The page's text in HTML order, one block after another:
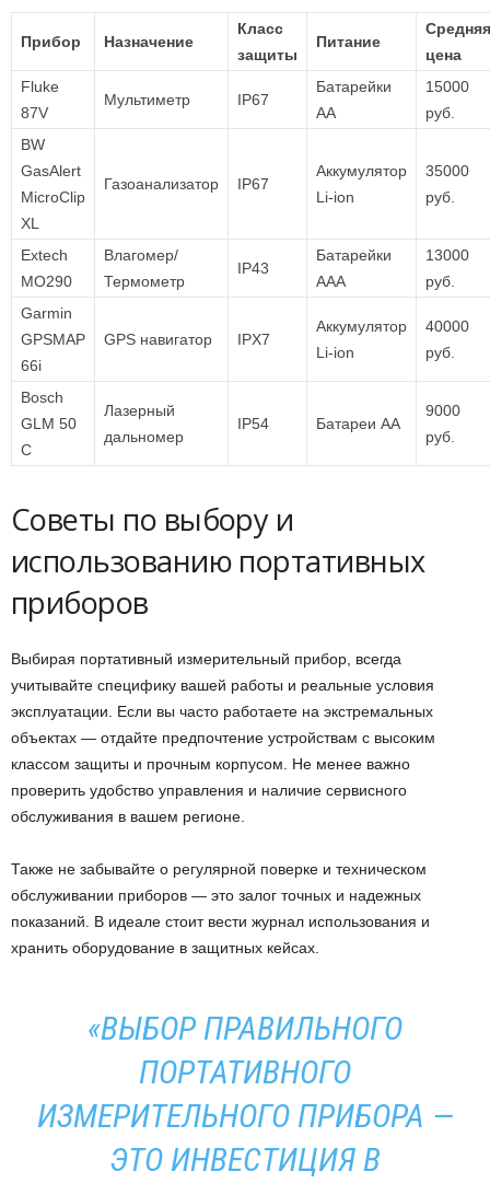
Прибор Назначение
Класс
защиты
Питание
Средняя
цена
Fluke
87V
Мультиметр IP67
Батарейки
AA
15000
руб.
BW
GasAlert
MicroClip
XL
Газоанализатор IP67
Аккумулятор
Li-ion
35000
руб.
Extech
MO290
Влагомер/
Термометр
IP43
Батарейки
AAA
13000
руб.
Garmin
GPSMAP
66i
GPS навигатор IPX7
Аккумулятор
Li-ion
40000
руб.
Bosch
GLM 50
C
Лазерный
дальномер
IP54 Батареи AA
9000
руб.
Советы по выбору и
использованию портативных
приборов
Выбирая портативный измерительный прибор, всегда
учитывайте специфику вашей работы и реальные условия
эксплуатации. Если вы часто работаете на экстремальных
объектах — отдайте предпочтение устройствам с высоким
классом защиты и прочным корпусом. Не менее важно
проверить удобство управления и наличие сервисного
обслуживания в вашем регионе.
Также не забывайте о регулярной поверке и техническом
обслуживании приборов — это залог точных и надежных
показаний. В идеале стоит вести журнал использования и
хранить оборудование в защитных кейсах.
«ВЫБОР ПРАВИЛЬНОГО
ПОРТАТИВНОГО
ИЗМЕРИТЕЛЬНОГО ПРИБОРА —
ЭТО ИНВЕСТИЦИЯ В